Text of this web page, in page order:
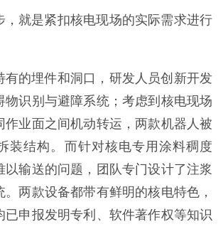
，就是紧扣核电现场的实际需求进行
有的埋件和洞口，研发人员创新开发
物识别与避障系统；考虑到核电现场
作业面之间机动转运，两款机器人被
装结构。而针对核电专用涂料稠度
以输送的问题，团队专门设计了注浆
两款设备都带有鲜明的核电特色，
已申报发明专利、软件著作权等知识